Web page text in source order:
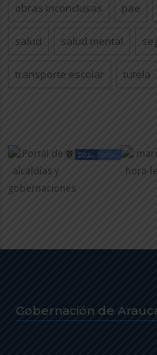
obras inconclusas pae
salud salud mental
transporte escolar tutela
Gobernación de